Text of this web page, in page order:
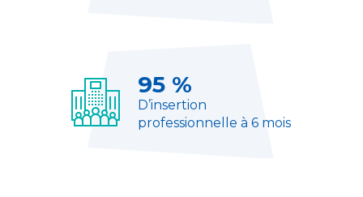
95 %
D’insertion
professionnelle à 6 mois